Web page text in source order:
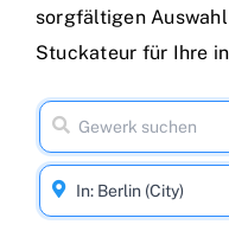
sorgfältigen
Stuckateur für Ihre